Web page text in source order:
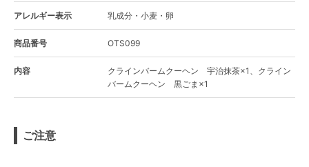
アレルギー表示 乳成分・小麦・卵
商品番号 OTS099
内容
クラインバームクーヘン 宇治抹茶×1、クライン
バームクーヘン 黒ごま×1
ご注意